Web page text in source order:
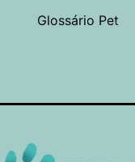
Glossário Pet